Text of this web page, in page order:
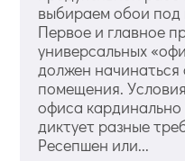
выбираем обои под
Первое и главное
универсальных
должен начинаться
помещения.
офиса
диктует разные
Ресепшен или...